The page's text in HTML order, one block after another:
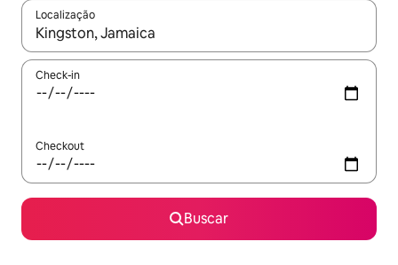
Localização
Quando os resultados estiverem disponíveis, explore-os
Check-in
Checkout
Buscar